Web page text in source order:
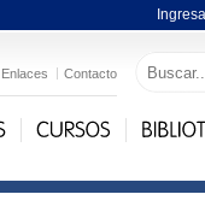
Enlaces Contacto